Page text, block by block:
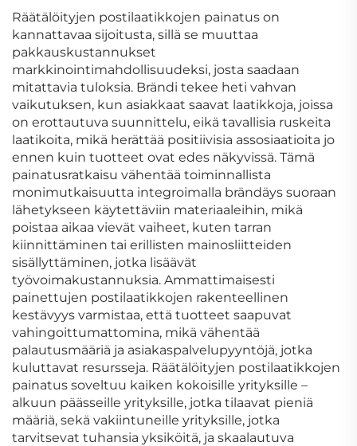
kultaleimatu
paperilaatikot
Räätälöityjen postilaatikkojen painatus on
kannattavaa sijoitusta, sillä se muuttaa
pakkauskustannukset
markkinointimahdollisuudeksi, josta saadaan
mitattavia tuloksia. Brändi tekee heti vahvan
vaikutuksen, kun asiakkaat saavat laatikkoja, joissa
on erottautuva suunnittelu, eikä tavallisia ruskeita
laatikoita, mikä herättää positiivisia assosiaatioita jo
ennen kuin tuotteet ovat edes näkyvissä. Tämä
painatusratkaisu vähentää toiminnallista
monimutkaisuutta integroimalla brändäys suoraan
lähetykseen käytettäviin materiaaleihin, mikä
poistaa aikaa vievät vaiheet, kuten tarran
kiinnittäminen tai erillisten mainosliitteiden
sisällyttäminen, jotka lisäävät
työvoimakustannuksia. Ammattimaisesti
painettujen postilaatikkojen rakenteellinen
kestävyys varmistaa, että tuotteet saapuvat
vahingoittumattomina, mikä vähentää
palautusmääriä ja asiakaspalvelupyyntöjä, jotka
kuluttavat resursseja. Räätälöityjen postilaatikkojen
painatus soveltuu kaiken kokoisille yrityksille –
alkuun päässeille yrityksille, jotka tilaavat pieniä
määriä, sekä vakiintuneille yrityksille, jotka
tarvitsevat tuhansia yksiköitä, ja skaalautuva